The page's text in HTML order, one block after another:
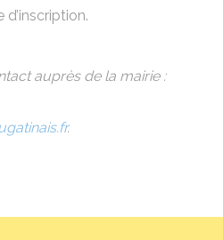
auprès de la mairie :
.